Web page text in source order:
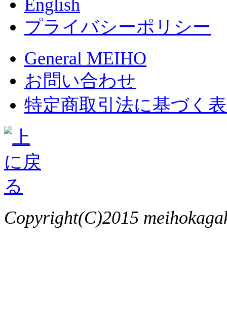
English
プライバシーポリシー
General MEIHO
お問い合わせ
特定商取引法に基づく
Copyright(C)2015